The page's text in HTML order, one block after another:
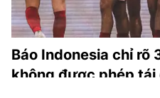
Báo Indonesia chỉ rõ
không được phép